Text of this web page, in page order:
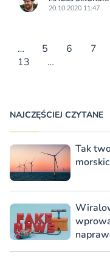
20.10.2020 11:47
… 5 6 7
13
…
NAJCZĘŚCIEJ CZYTANE
Tak